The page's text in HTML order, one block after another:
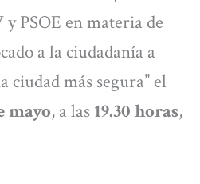
PSOE en materia de
a la ciudadanía a
ciudad más segura” el
mayo, a las 19.30 horas,